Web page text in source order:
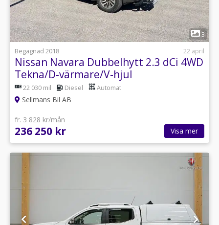
1
3
Begagnad 2018
22 april
Nissan Navara Dubbelhytt 2.3 dCi 4WD
Tekna/D-värmare/V-hjul
22 030 mil Diesel Automat
Sellmans Bil AB
fr. 3 828 kr/mån
236 250 kr Visa mer